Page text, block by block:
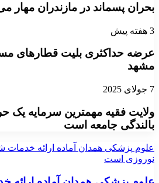
بحران پسماند در مازندران مهار
3 هفته پیش
عرضه حداکثری بلیت قطارهای
مشهد
7 جولای 2025
ولایت فقیه مهمترین سرمایه یک
بالندگی جامعه است
علوم پزشکی همدان آماده ارائه خدمات
نوروزی است